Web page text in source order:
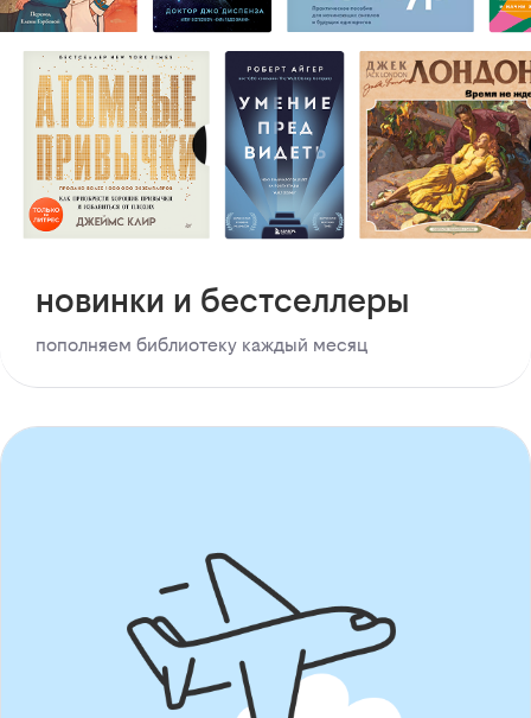
новинки и бестселлеры
пополняем библиотеку каждый месяц